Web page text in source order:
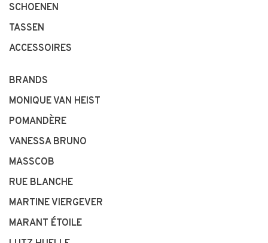
SCHOENEN
TASSEN
ACCESSOIRES
BRANDS
MONIQUE VAN HEIST
POMANDÈRE
VANESSA BRUNO
MASSCOB
RUE BLANCHE
MARTINE VIERGEVER
MARANT ÉTOILE